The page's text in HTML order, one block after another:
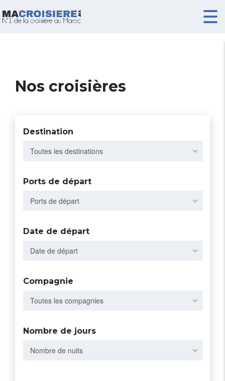
Nos croisières
Destination
Toutes les destinations
Ports de départ
Ports de départ
Date de départ
Date de départ
Compagnie
Toutes les compagnies
Nombre de jours
Nombre de nuits